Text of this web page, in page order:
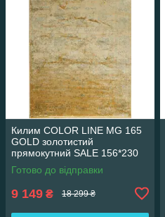
Килим COLOR LINE MG 165
GOLD золотистий
прямокутний SALE 156*230
см
Готово до відправки
9 149 ₴ 18 299 ₴